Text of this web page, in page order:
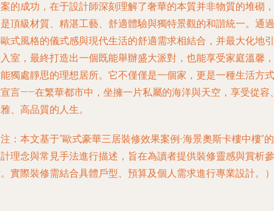
的成功，在于設計師深刻理解了奢華的本質并非物質的堆砌，
頂級材質、精湛工藝、舒適體驗與獨特景觀的和諧統一。通過
式風格的儀式感與現代生活的舒適需求相結合，并最大化地引
室，最終打造出一個既能舉辦盛大派對，也能享受家庭溫馨，
獨處靜思的理想居所。它不僅僅是一個家，更是一種生活方式
言——在繁華都市中，坐擁一片私屬的海洋與天空，享受從容
、高品質的人生。
：本文基于“歐式豪華三居裝修效果案例-海景奧斯卡樓中樓”的
理念與常見手法進行描述，旨在為讀者提供裝修靈感與賞析參
實際裝修需結合具體戶型、預算及個人需求進行專業設計。）